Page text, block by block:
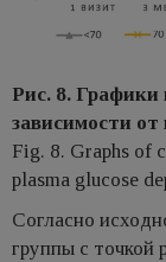
Рис. 8. Графики
зависимости от
Fig. 8. Graphs of
plasma glucose
Согласно
группы с точкой